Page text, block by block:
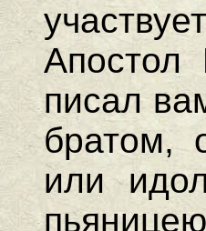
писал
братом,
или